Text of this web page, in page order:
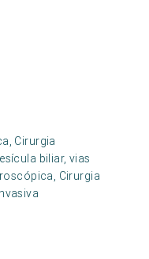
Cirurgia
biliar, vias
Cirurgia